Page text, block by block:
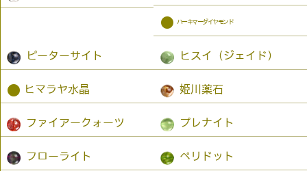
● ハーキマーダイヤモンド
ピーターサイト ヒスイ（ジェイド）
● ヒマラヤ水晶 姫川薬石
ファイアークォーツ プレナイト
フローライト ペリドット